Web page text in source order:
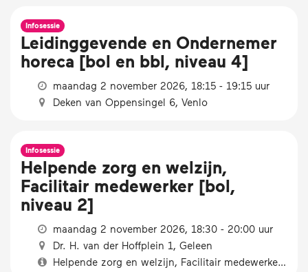
Infosessie
Leidinggevende en Ondernemer
horeca [bol en bbl, niveau 4]
maandag 2 november 2026, 18:15 - 19:15 uur
Deken van Oppensingel 6, Venlo
Infosessie
Helpende zorg en welzijn,
Facilitair medewerker [bol,
niveau 2]
maandag 2 november 2026, 18:30 - 20:00 uur
Dr. H. van der Hoffplein 1, Geleen
Helpende zorg en welzijn, Facilitair medewerker [bol, niveau 2]